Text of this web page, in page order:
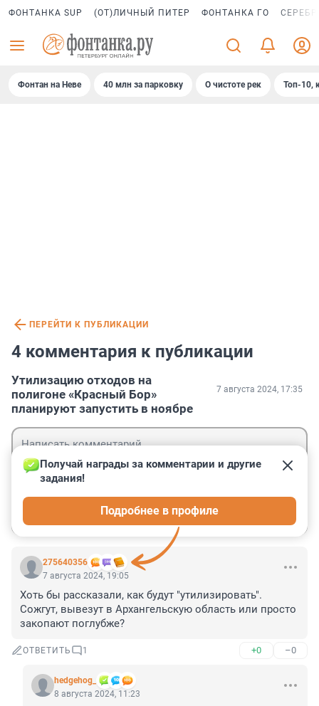
ФОНТАНКА SUP (ОТ)ЛИЧНЫЙ ПИТЕР ФОНТАНКА ГО
Фонтан на Неве 40 млн за парковку О чистоте рек Топ-10,
ПЕРЕЙТИ К ПУБЛИКАЦИИ
4 комментария к публикации
Утилизацию отходов на
полигоне «Красный Бор»
планируют запустить в ноябре
7 августа 2024, 17:35
275640356
Получай награды за комментарии и другие
задания!
Подробнее в профиле
7 августа 2024, 19:05
Хоть бы рассказали, как будут "утилизировать".
Сожгут, вывезут в Архангельскую область или просто
закопают поглубже?
ОТВЕТИТЬ 1 +0 –0
hedgehog_
8 августа 2024, 11:23